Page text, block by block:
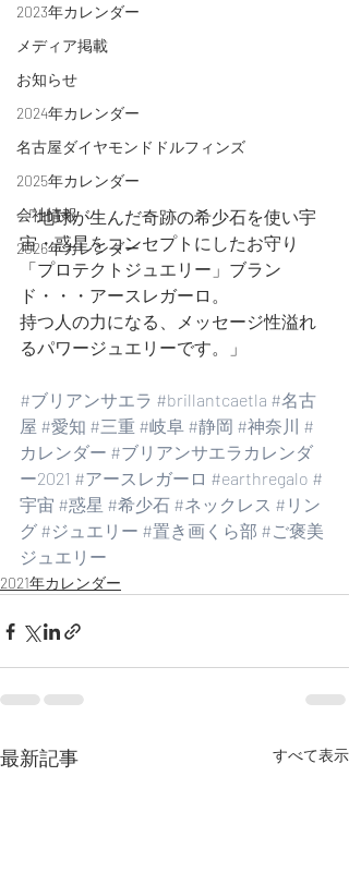
2023年カレンダー
メディア掲載
お知らせ
2024年カレンダー
名古屋ダイヤモンドドルフィンズ
2025年カレンダー
会社情報
2026年カレンダー
「地球が生んだ奇跡の希少石を使い宇
宙・惑星をコンセプトにしたお守り
「プロテクトジュエリー」ブラン
ド・・・アースレガーロ。
持つ人の力になる、メッセージ性溢れ
るパワージュエリーです。」
#ブリアンサエラ #brillantcaetla #名古
屋 #愛知 #三重 #岐阜 #静岡 #神奈川 #
カレンダー #ブリアンサエラカレンダ
ー2021 #アースレガーロ #earthregalo #
宇宙 #惑星 #希少石 #ネックレス #リン
グ #ジュエリー #置き画くら部 #ご褒美
ジュエリー
2021年カレンダー
最新記事 すべて表示